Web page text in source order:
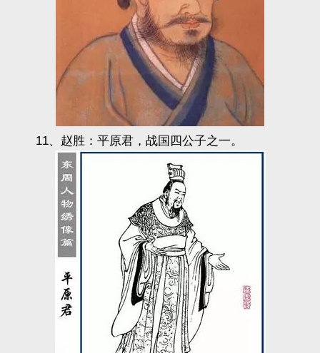
11、赵胜：平原君，战国四公子之一。